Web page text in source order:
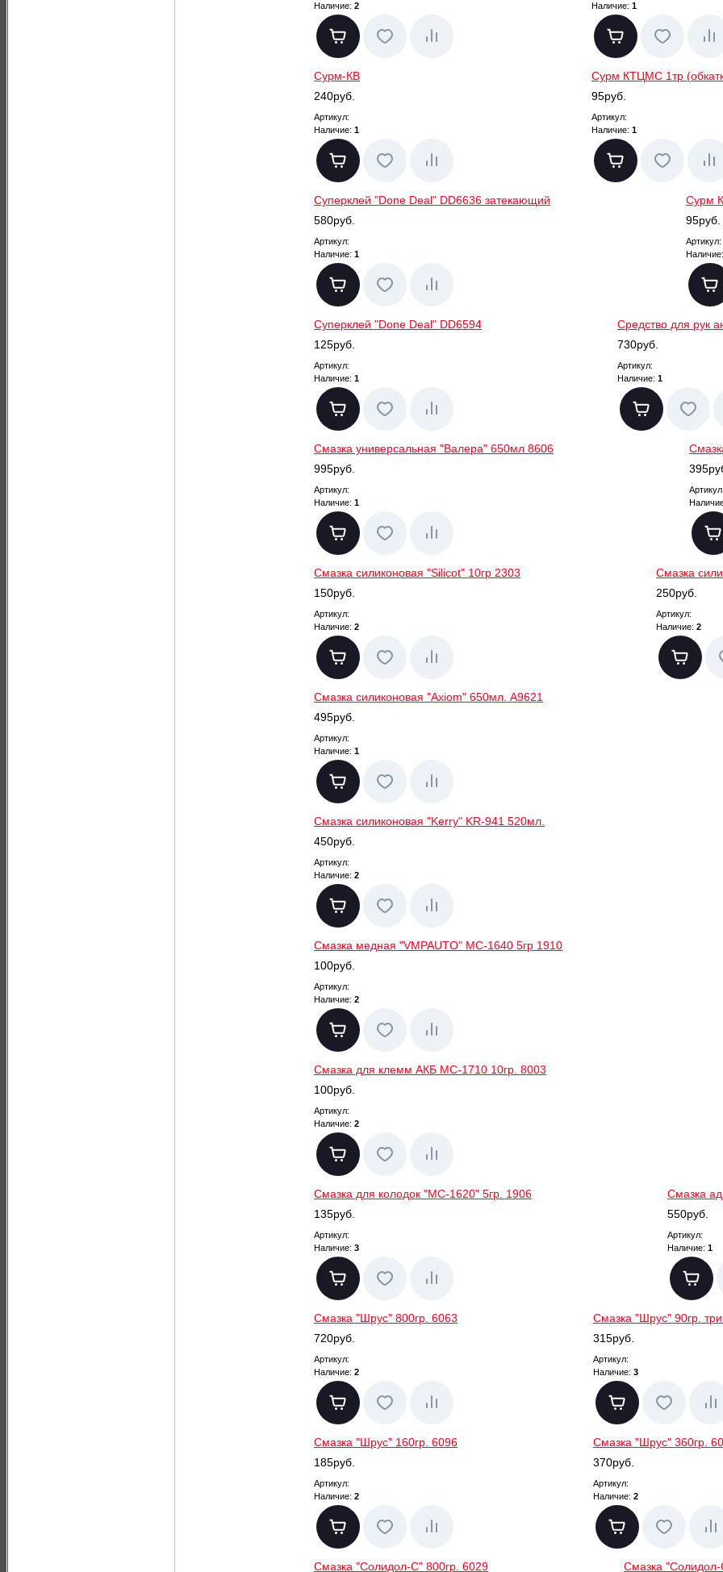
Наличие: 2
Наличие: 1
Сурм-КВ
240руб.
Артикул:
Наличие: 1
Сурм КТЦМС 1тр
95руб.
Артикул:
Наличие: 1
Суперклей "Done Deal" DD6636 затекающий
580руб.
Артикул:
Наличие: 1
Сурм
95руб.
Артикул:
Наличие:
Суперклей "Done Deal" DD6594
125руб.
Артикул:
Наличие: 1
Средство для рук
730руб.
Артикул:
Наличие: 1
Смазка универсальная "Валера" 650мл 8606
995руб.
Артикул:
Наличие: 1
Артикул:
Смазка силиконовая "Silicot" 10гр 2303
150руб.
Артикул:
Наличие: 2
Смазка
250руб.
Артикул:
Наличие: 2
Смазка силиконовая "Axiom" 650мл. A9621
495руб.
Артикул:
Наличие: 1
Смазка силиконовая "Kerry" KR-941 520мл.
450руб.
Артикул:
Наличие: 2
Смазка медная "VMPAUTO" МС-1640 5гр 1910
100руб.
Артикул:
Наличие: 2
Смазка для клемм АКБ МС-1710 10гр. 8003
100руб.
Артикул:
Наличие: 2
Смазка для колодок "МС-1620" 5гр. 1906
135руб.
Артикул:
Наличие: 3
Смазка
550руб.
Артикул:
Наличие: 1
Смазка "Шрус" 800гр. 6063
720руб.
Артикул:
Наличие: 2
Смазка "Шрус" 90гр.
315руб.
Артикул:
Наличие: 3
Смазка "Шрус" 160гр. 6096
185руб.
Артикул:
Наличие: 2
Смазка "Шрус" 360гр.
370руб.
Артикул:
Наличие: 2
Смазка "Солидол-С" 800гр. 6029 Смазка "Солидол-